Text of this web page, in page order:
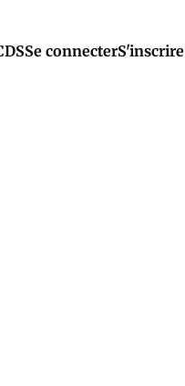
Se connecterS'inscrire